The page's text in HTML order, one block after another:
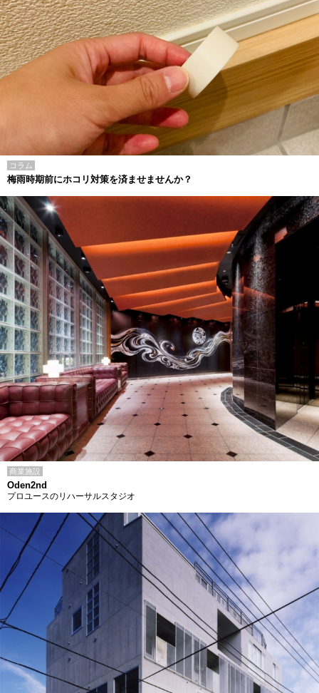
コラム
梅雨時期前にホコリ対策を済ませませんか？
商業施設
Oden2nd
プロユースのリハーサルスタジオ